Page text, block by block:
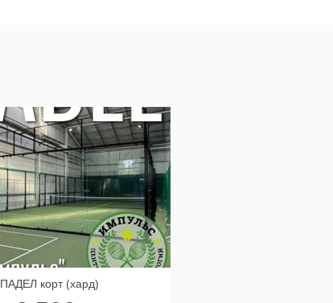
ПАДЕЛ корт (хард)